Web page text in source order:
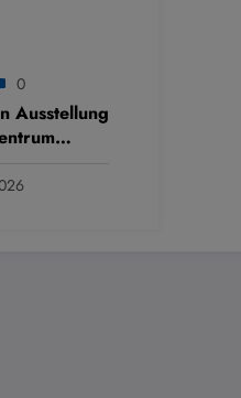
0
Ausstellung